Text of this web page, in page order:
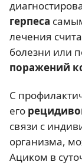
герпеса
лечения
болезни или
поражений
С
его
связи с
организма,
Ациком в